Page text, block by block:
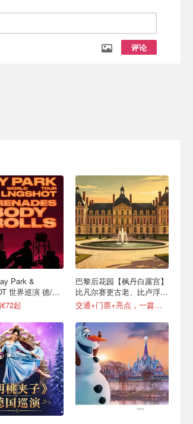
评论
Park &
世界巡演 德/法/
起
巴黎后花园【枫丹白露宫】
比凡尔赛更古老、比卢浮宫
更宁静！
交通+门票+亮点，一篇搞定！